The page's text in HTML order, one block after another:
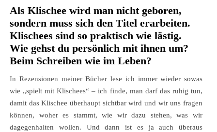
Als Klischee wird man nicht geboren,
sondern muss sich den Titel erarbeiten.
Klischees sind so praktisch wie lästig.
Wie gehst du persönlich mit ihnen um?
Beim Schreiben wie im Leben?
In Rezensionen meiner Bücher lese ich immer wieder sowas
wie „spielt mit Klischees“ – ich finde, man darf das ruhig tun,
damit das Klischee überhaupt sichtbar wird und wir uns fragen
können, woher es stammt, wie wir dazu stehen, was wir
dagegenhalten wollen. Und dann ist es ja auch überaus